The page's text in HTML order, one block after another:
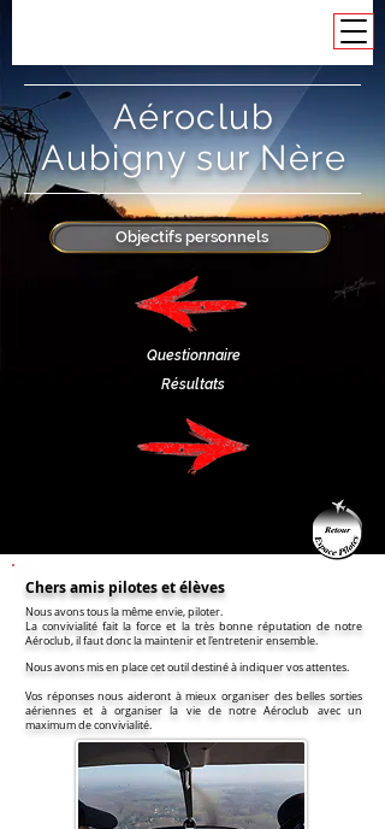
Aéroclub
Aubigny sur Nère
Objectifs personnels
Questionnaire
Résultats
Chers amis pilotes et élèves
Nous avons tous la même envie, piloter.
La convivialité fait la force et la très bonne réputation de notre
Aéroclub, il faut donc la maintenir et l'entretenir ensemble.
Nous avons mis en place cet outil destiné à indiquer vos attentes.
Vos réponses nous aideront à mieux organiser des belles sorties
aériennes et à organiser la vie de notre Aéroclub avec un
maximum de convivialité.